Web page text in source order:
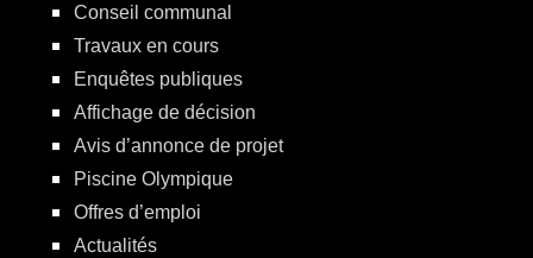
Conseil communal
Travaux en cours
Enquêtes publiques
Affichage de décision
Avis d’annonce de projet
Piscine Olympique
Offres d’emploi
Actualités